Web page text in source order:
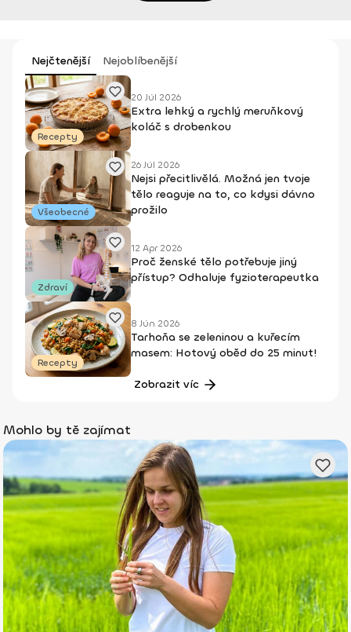
Nejčtenější Nejoblíbenější
Recepty
20 Júl 2026
Extra lehký a rychlý meruňkový
koláč s drobenkou
Všeobecné
26 Júl 2026
Nejsi přecitlivělá. Možná jen tvoje
tělo reaguje na to, co kdysi dávno
prožilo
Zdraví
12 Apr 2026
Proč ženské tělo potřebuje jiný
přístup? Odhaluje fyzioterapeutka
Recepty
8 Jún 2026
Tarhoňa se zeleninou a kuřecím
masem: Hotový oběd do 25 minut!
Zobrazit víc
Mohlo by tě zajímat